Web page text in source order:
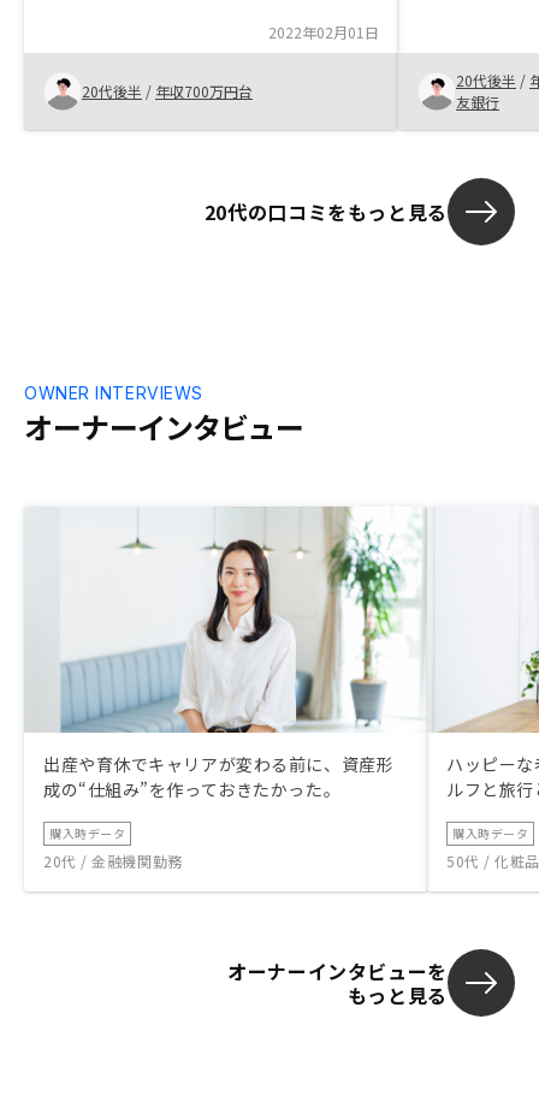
なく、懇切丁寧に回答していただけたの
で、信頼できた。
2022年02月01日
20代後半 / 年収700万円台
契約すること
20代後半 /
友銀行
20代の口コミをもっと見る
オーナーインタビュー
OWNER INTERVIEWS
出産や育休でキャリアが変わる前に、資産形
成の“仕組み”を作っておきたかった。
購入時データ
20代 / 金融機関勤務
ハッピー
ルフと旅
購入時データ
50代 / 化粧
オーナーインタビューを
もっと見る